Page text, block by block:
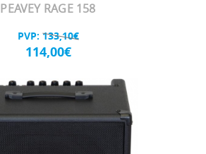
PEAVEY RAGE 158
PVP: 133,10€
114,00€